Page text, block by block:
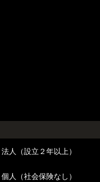
法人（設立２年以上）
個人（社会保険なし）